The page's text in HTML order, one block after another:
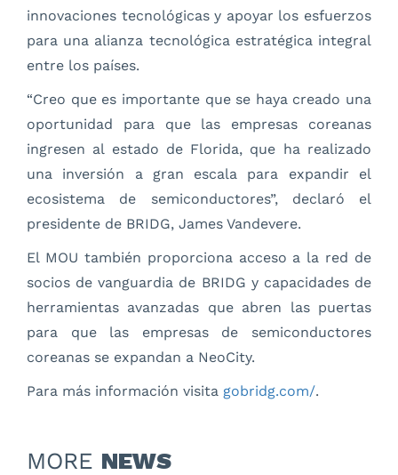
innovaciones tecnológicas y apoyar los esfuerzos
para una alianza tecnológica estratégica integral
entre los países.
“Creo que es importante que se haya creado una
oportunidad para que las empresas coreanas
ingresen al estado de Florida, que ha realizado
una inversión a gran escala para expandir el
ecosistema de semiconductores”, declaró el
presidente de BRIDG, James Vandevere.
El MOU también proporciona acceso a la red de
socios de vanguardia de BRIDG y capacidades de
herramientas avanzadas que abren las puertas
para que las empresas de semiconductores
coreanas se expandan a NeoCity.
Para más información visita gobridg.com/.
MORE NEWS